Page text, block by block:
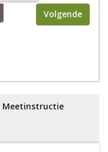
Volgende
Meetinstructie